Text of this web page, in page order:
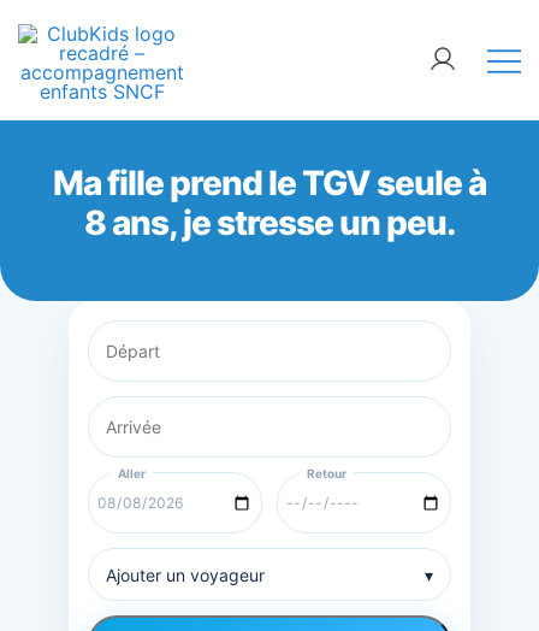
content
ClubKids
Ma fille prend le TGV seule à
8 ans, je stresse un peu.
Ajouter un voyageur ▾
🚨 Nos accompagnements sont pris d’assaut.
Réservez dès maintenant !